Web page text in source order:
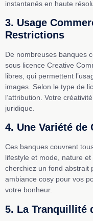
instantanés en haute
3. Usage
Restrictions
De nombreuses banques
sous licence Creative
libres, qui permettent
images. Selon le type de
l’attribution. Votre
juridique.
4. Une Variété
Ces banques couvrent
lifestyle et mode, nature
cherchiez un fond abstrait
ambiance cosy pour vos
votre bonheur.
5. La Tranquillité